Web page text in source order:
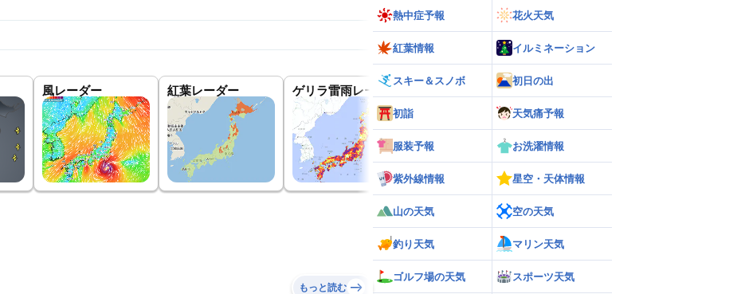
風レーダー 紅葉レーダー ゲリラ雷雨レーダー 世界の雨雲レーダー
もっと読む
熱中症予報 花火天気
紅葉情報 イルミネーション
スキー＆スノボ 初日の出
初詣 天気痛予報
服装予報 お洗濯情報
紫外線情報 星空・天体情報
山の天気 空の天気
釣り天気 マリン天気
ゴルフ場の天気 スポーツ天気